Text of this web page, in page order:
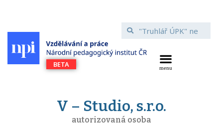
V – Studio, s.r.o.
autorizovaná osoba